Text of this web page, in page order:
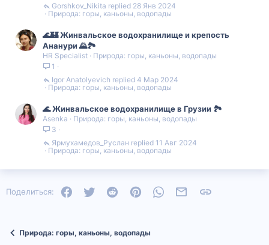
Природа: горы, каньоны, водопады
28 Янв 2024
Gorshkov_Nikita
🌊🏰 Жинвальское водохранилище и крепость
Ананури 🌄🏞
HR Specialist
Природа: горы, каньоны, водопады
1
Природа: горы, каньоны, водопады
4 Мар 2024
Igor Anatolyevich
🌊 Жинвальское водохранилище в Грузии 🏞️
Asenka
Природа: горы, каньоны, водопады
3
Природа: горы, каньоны, водопады
11 Авг 2024
Ярмухамедов_Руслан
Поделиться: FacebookTwitter Reddit PinterestWhatsAppЭлектронная почта
Природа: горы, каньоны, водопады